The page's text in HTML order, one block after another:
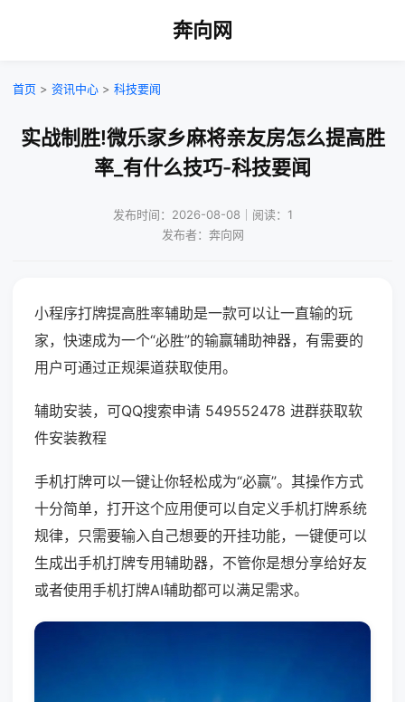
奔向网
首页 > 资讯中心 > 科技要闻
实战制胜!微乐家乡麻将亲友房怎么提高胜
率_有什么技巧-科技要闻
发布时间：2026-08-08｜阅读：1
发布者：奔向网
小程序打牌提高胜率辅助是一款可以让一直输的玩
家，快速成为一个“必胜”的输赢辅助神器，有需要的
用户可通过正规渠道获取使用。
辅助安装，可QQ搜索申请 549552478 进群获取软
件安装教程
手机打牌可以一键让你轻松成为“必赢”。其操作方式
十分简单，打开这个应用便可以自定义手机打牌系统
规律，只需要输入自己想要的开挂功能，一键便可以
生成出手机打牌专用辅助器，不管你是想分享给好友
或者使用手机打牌AI辅助都可以满足需求。